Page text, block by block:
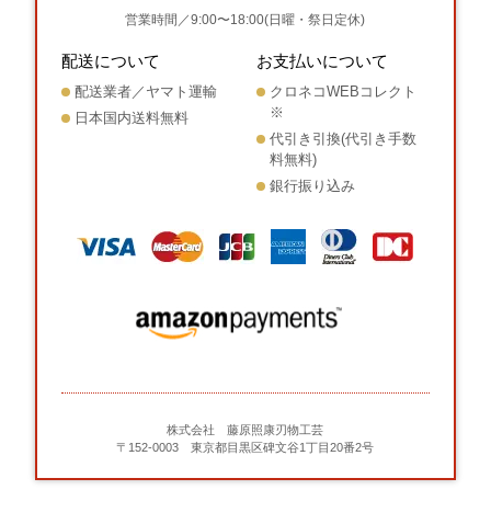
営業時間／9:00〜18:00(日曜・祭日定休)
配送について
配送業者／ヤマト運輸
日本国内送料無料
お支払いについて
クロネコWEBコレクト
※
代引き引換(代引き手数
料無料)
銀行振り込み
株式会社 藤原照康刃物工芸
〒152-0003 東京都目黒区碑文谷1丁目20番2号